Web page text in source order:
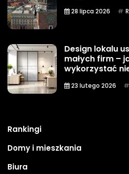
28 lipca 2026
Design lokalu
małych firm –
wykorzystać
23 lutego 2026
Rankingi
Domy i mieszkania
Biura